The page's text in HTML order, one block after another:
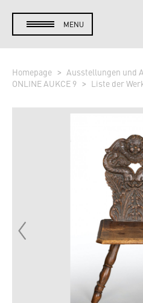
MENU
Homepage
Ausstellungen und
ONLINE AUKCE 9
Liste der